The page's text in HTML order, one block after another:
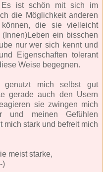
Es ist schön mit sich im
die Möglichkeit anderen
die sie vielleicht
ein bisschen
nur wer sich kennt und
Eigenschaften tolerant
Weise begegnen.
mich selbst gut
gerade auch den Usern
sie zwingen mich
und meinen Gefühlen
mich stark und befreit mich
meist starke,
)